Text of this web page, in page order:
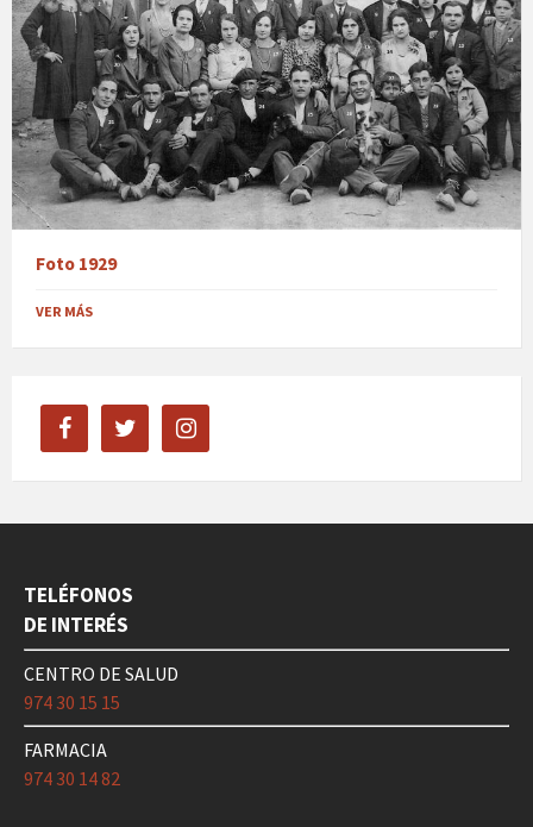
Foto 1929
VER MÁS
facebook twitter instagram
TELÉFONOS
DE INTERÉS
CENTRO DE SALUD
974 30 15 15
FARMACIA
974 30 14 82